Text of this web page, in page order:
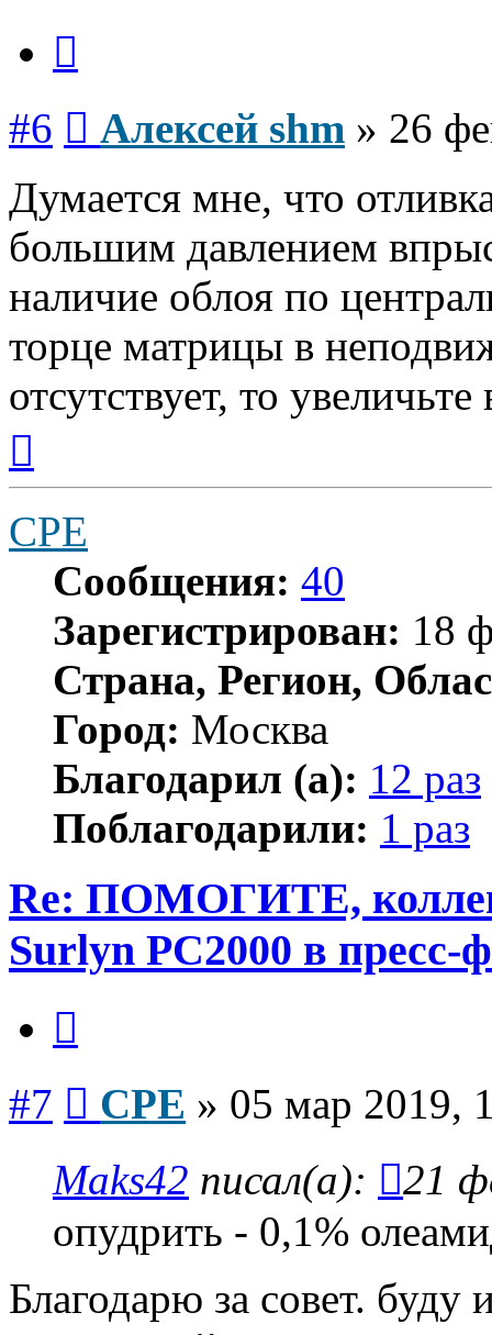
#6 Алексей shm » 26
Думается мне, что
большим давлением
наличие облоя по
торце матрицы в
отсутствует, то
началу
CPE
Сообщения: 40
Зарегистрирован: 18
Страна, Регион,
Город: Москва
Благодарил (а): 12 раз
Поблагодарили: 1 раз
Re: ПОМОГИТЕ,
Surlyn PC2000 в пресс-
#7 CPE » 05 мар 2019,
Maks42 писал(а):
21
опудрить - 0,1%
Благодарю за совет. буду